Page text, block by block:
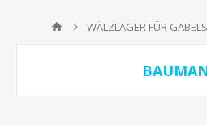
WÄLZLAGER FÜR